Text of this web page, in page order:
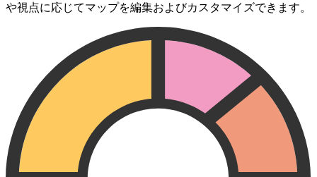
や視点に応じてマップを編集およびカスタマイズできます。